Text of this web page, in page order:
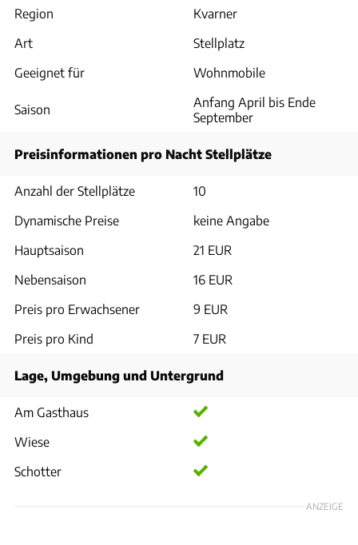
Region
Kvarner
Art
Stellplatz
Geeignet für
Wohnmobile
Saison
Anfang April bis Ende
September
Preisinformationen pro Nacht Stellplätze
Anzahl der Stellplätze
10
Dynamische Preise
keine Angabe
Hauptsaison
21 EUR
Nebensaison
16 EUR
Preis pro Erwachsener
9 EUR
Preis pro Kind
7 EUR
Lage, Umgebung und Untergrund
Am Gasthaus
Wiese
Schotter
ANZEIGE